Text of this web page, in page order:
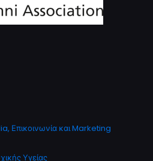
Επικοινωνία και Marketing
Υγείας